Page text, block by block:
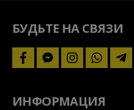
БУДЬТЕ НА СВЯЗИ
facebookfacebook-
messenger
instagram
ИНФОРМАЦИЯ